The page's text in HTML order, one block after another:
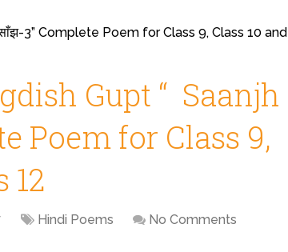
3” Complete Poem for Class 9, Class 10 and
Gupt “ Saanjh
Poem for Class 9,
12
Hindi Poems No Comments